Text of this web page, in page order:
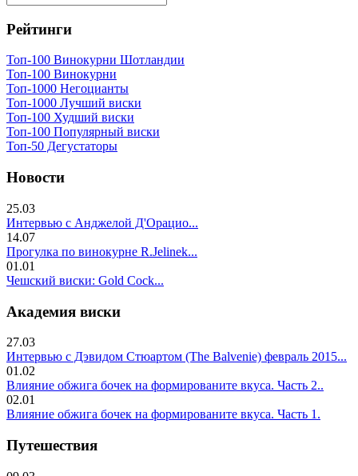
Рейтинги
Топ-100 Винокурни Шотландии
Топ-100 Винокурни
Топ-1000 Негоцианты
Топ-1000 Лучший виски
Топ-100 Худший виски
Топ-100 Популярный виски
Топ-50 Дегустаторы
Новости
25.03
Интервью с Анджелой Д'Орацио...
14.07
Прогулка по винокурне R.Jelinek...
01.01
Чешский виски: Gold Cock...
Академия виски
27.03
Интервью с Дэвидом Стюартом (The Balvenie) февраль 2015...
01.02
Влияние обжига бочек на формированите вкуса. Часть 2..
02.01
Влияние обжига бочек на формированите вкуса. Часть 1.
Путешествия